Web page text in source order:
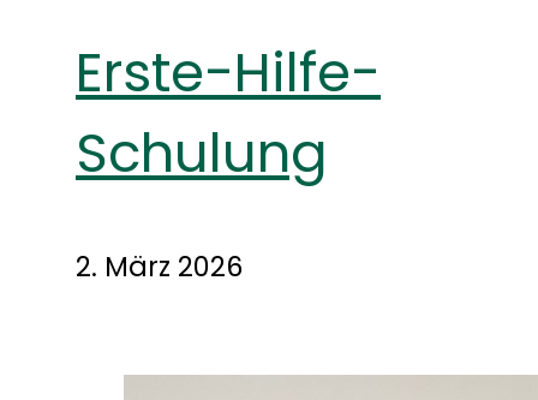
Erste-Hilfe-
Schulung
2. März 2026